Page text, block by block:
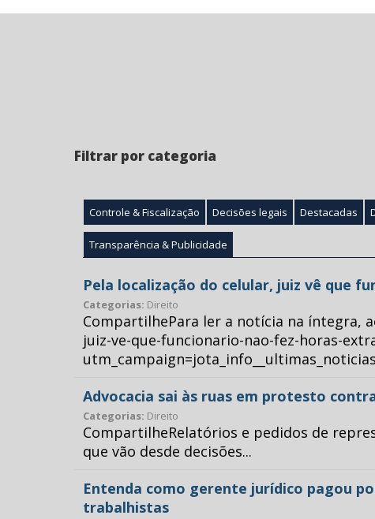
Filtrar por categoria
Controle & Fiscalização Decisões legais Destacadas
Transparência & Publicidade
Pela localização do celular, juiz vê que
Categorias: Direito
CompartilhePara ler a notícia na íntegra,
juiz-ve-que-funcionario-nao-fez-horas-
Advocacia sai às ruas em protesto
Categorias: Direito
CompartilheRelatórios e pedidos de
que vão desde decisões...
Entenda como gerente jurídico pagou
trabalhistas